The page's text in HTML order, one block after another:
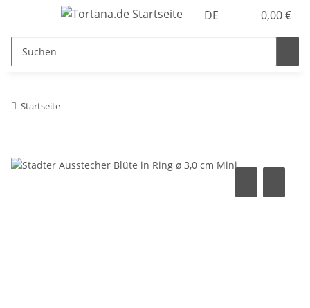
DE 0,00 €
Startseite